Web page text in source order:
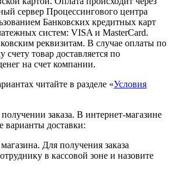
сервер Процессингового центра
Банковских кредитных карт
систем: VISA и MasterCard.
реквизитам. В случае оплаты по
счету товар доставляется по
на счет компании.
читайте в разделе «Условия
заказа. В интернет-магазине
варианты доставки:
Для получения заказа
в кассовой зоне и назовите